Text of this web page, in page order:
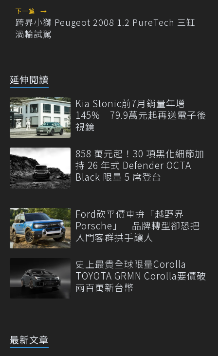
下一篇 →
跨界小獅 Peugeot 2008 1.2 PureTech 三缸
渦輪試駕
延伸閱讀
Kia Stonic前7月銷量年增
145% 79.9萬元起再送電子後
視鏡
858 萬元起！30 項黑化細節加
持 26 年式 Defender OCTA
Black 限量 5 席登台
Ford砍平價車拚「越野界
Porsche」 品牌轉型卻恐把
入門客群拱手讓人
史上最貴全球限量Corolla
TOYOTA GRMN Corolla要價破
兩百萬新台幣
最新文章